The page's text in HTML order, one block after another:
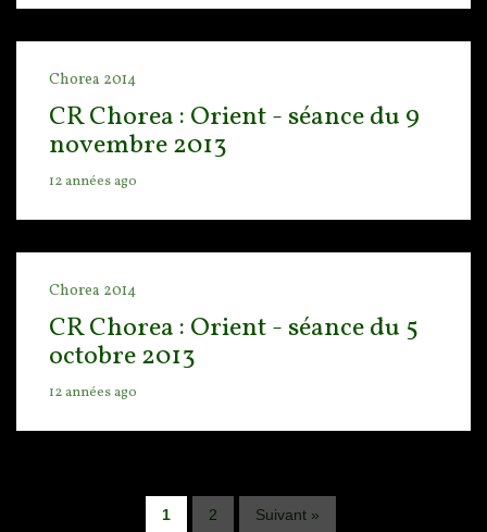
Chorea 2014
CR Chorea : Orient - séance du 9
novembre 2013
12 années ago
Chorea 2014
CR Chorea : Orient - séance du 5
octobre 2013
12 années ago
1 2 Suivant »